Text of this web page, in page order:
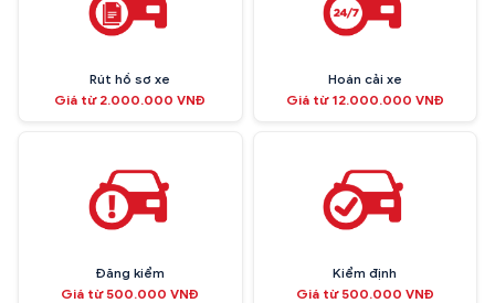
Rút hồ sơ xe
Giá từ 2.000.000 VNĐ
Hoán cải xe
Giá từ 12.000.000 VNĐ
Đăng kiểm
Giá từ 500.000 VNĐ
Kiểm định
Giá từ 500.000 VNĐ